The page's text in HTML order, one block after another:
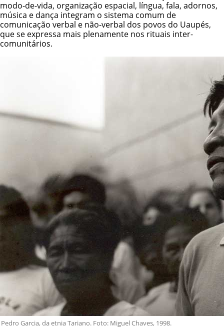
modo-de-vida, organização espacial, língua, fala, adornos,
música e dança integram o sistema comum de
comunicação verbal e não-verbal dos povos do Uaupés,
que se expressa mais plenamente nos rituais inter-
comunitários.
Pedro Garcia, da etnia Tariano. Foto: Miguel Chaves, 1998.